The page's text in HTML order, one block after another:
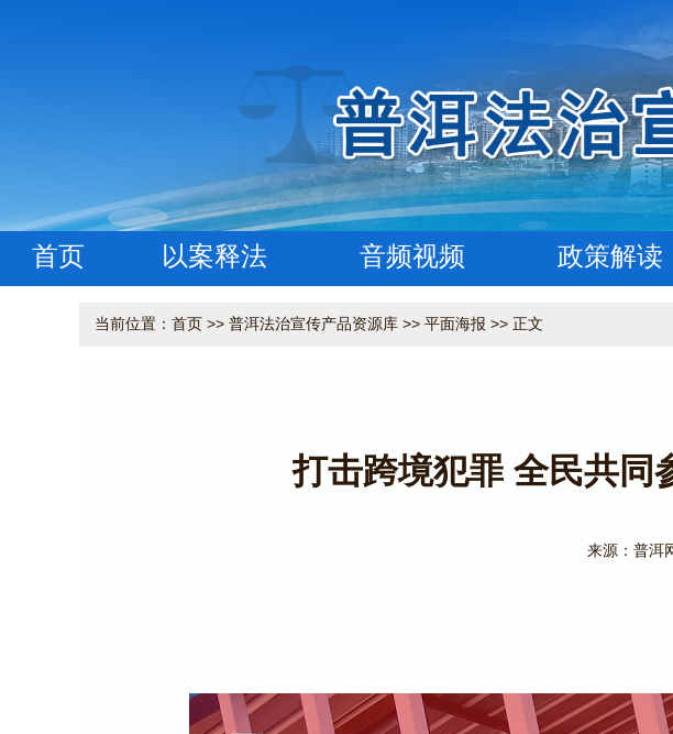
首页 以案释法 音频视频 政策解读
当前位置： 首页 >> 普洱法治宣传产品资源库 >> 平面海报 >> 正文
打击跨境犯罪 全民共同
来源：普洱